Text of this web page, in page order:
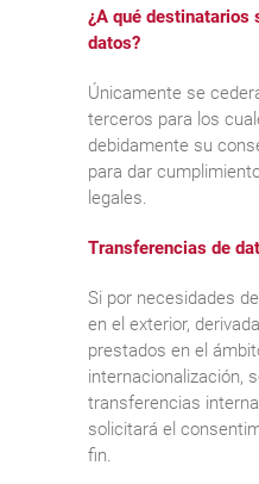
¿A qué destinatarios
datos?
Únicamente se
terceros para los
debidamente su
para dar
legales.
Transferencias de
Si por necesidades
en el exterior,
prestados en el
internacionalización,
transferencias
solicitará el
fin.